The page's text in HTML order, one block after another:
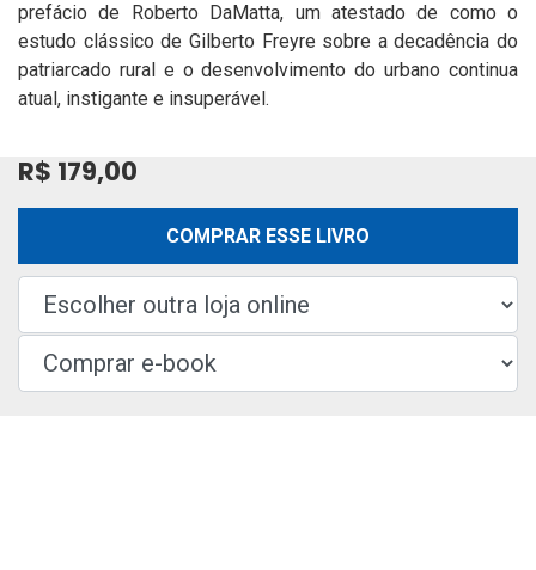
prefácio de Roberto DaMatta, um atestado de como o
estudo clássico de Gilberto Freyre sobre a decadência do
patriarcado rural e o desenvolvimento do urbano continua
atual, instigante e insuperável.
R$ 179,00
COMPRAR ESSE LIVRO